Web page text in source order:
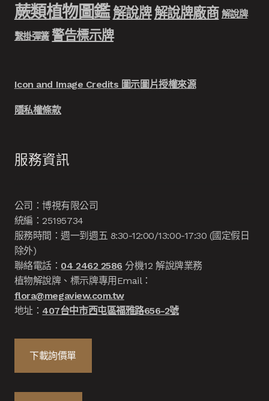
蕨類植物圖鑑解說牌解說牌廠商 解說牌
繫掛彈簧 警告標示牌
Icon and Image Credits 圖示圖片授權來源
隱私權條款
服務資訊
公司：博視有限公司
統編：25195734
服務時間：週一到週五 8:30-12:00/13:00-17:30 (國定假日
除外)
聯絡電話： 04 2462 2586分機12 解說牌業務
植物解說牌、標示牌專用Email：
flora@megaview.com.tw
地址： 407台中市西屯區福雅路656-2號
下載詢價單